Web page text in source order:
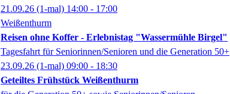
21.09.26 (1-mal) 14:00 - 17:00
Weißenthurm
Reisen ohne Koffer - Erlebnistag "Wassermühle Birgel"
Tagesfahrt für Seniorinnen/Senioren und die Generation 50+
23.09.26 (1-mal) 09:00 - 18:30
Geteiltes Frühstück Weißenthurm